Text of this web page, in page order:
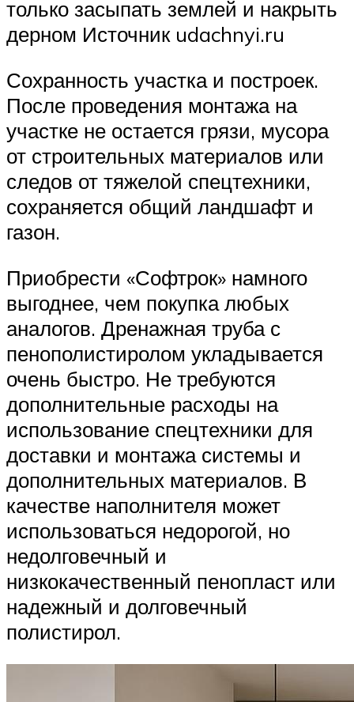
только засыпать землей и накрыть
дерном Источник udachnyi.ru
Сохранность участка и построек.
После проведения монтажа на
участке не остается грязи, мусора
от строительных материалов или
следов от тяжелой спецтехники,
сохраняется общий ландшафт и
газон.
Приобрести «Софтрок» намного
выгоднее, чем покупка любых
аналогов. Дренажная труба с
пенополистиролом укладывается
очень быстро. Не требуются
дополнительные расходы на
использование спецтехники для
доставки и монтажа системы и
дополнительных материалов. В
качестве наполнителя может
использоваться недорогой, но
недолговечный и
низкокачественный пенопласт или
надежный и долговечный
полистирол.